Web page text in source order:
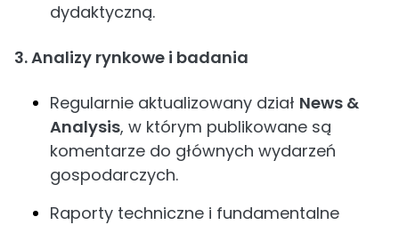
dydaktyczną.
3. Analizy rynkowe i badania
Regularnie aktualizowany dział News &
Analysis, w którym publikowane są
komentarze do głównych wydarzeń
gospodarczych.
Raporty techniczne i fundamentalne